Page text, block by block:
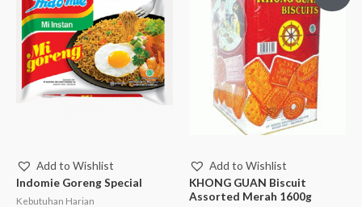
Add to Wishlist
Indomie Goreng Special
Kebutuhan Harian
Add to Wishlist
KHONG GUAN Biscuit
Assorted Merah 1600g